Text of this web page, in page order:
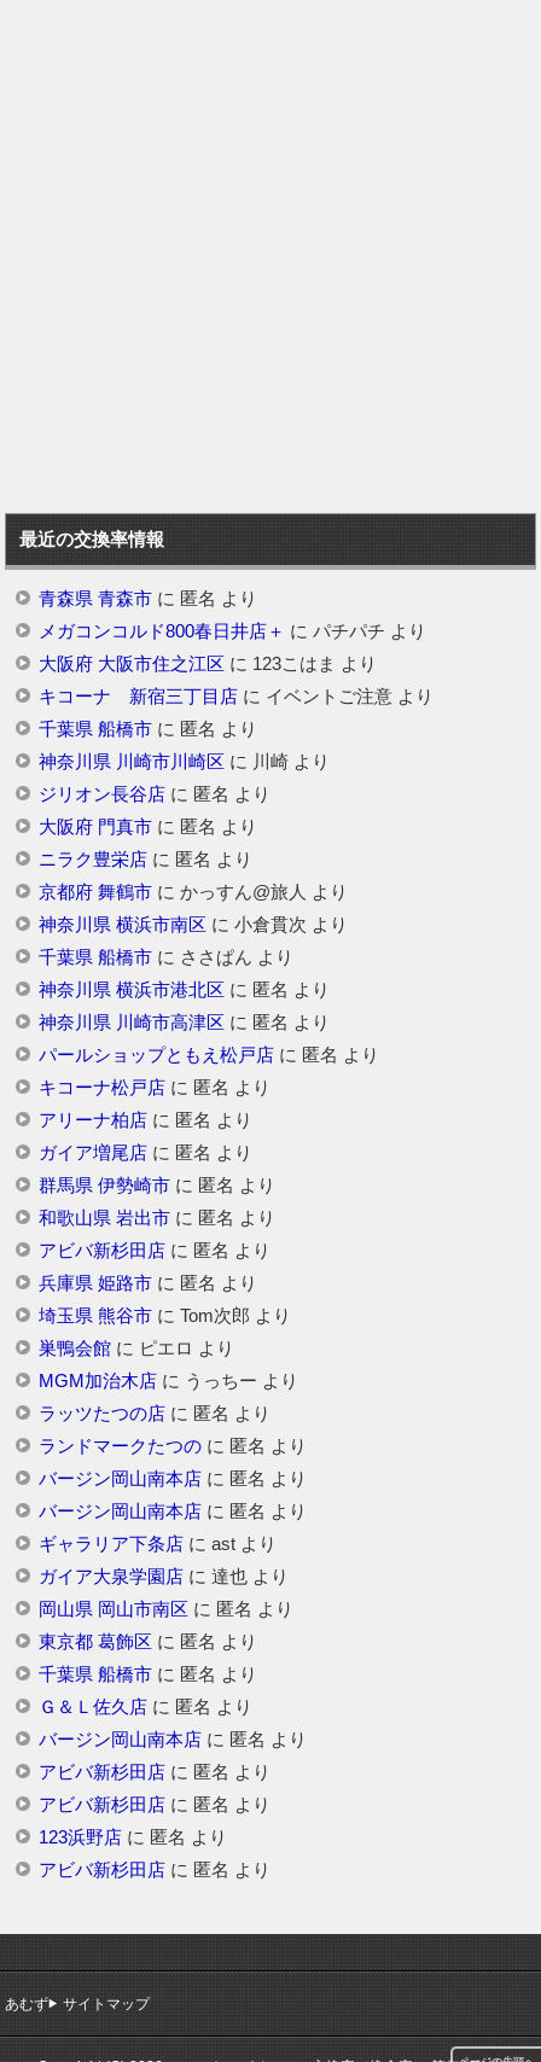
最近の交換率情報
青森県 青森市に 匿名 より
メガコンコルド800春日井店＋ に パチパチ より
大阪府 大阪市住之江区 に 123こはま より
キコーナ 新宿三丁目店に イベントご注意より
千葉県 船橋市に 匿名 より
神奈川県 川崎市川崎区 に 川崎より
ジリオン長谷店に 匿名 より
大阪府 門真市に 匿名 より
ニラク豊栄店に 匿名 より
京都府 舞鶴市に かっすん@旅人 より
神奈川県 横浜市南区 に 小倉貫次 より
千葉県 船橋市に ささぱん より
神奈川県 横浜市港北区 に 匿名 より
神奈川県 川崎市高津区 に 匿名 より
パールショップともえ松戸店に 匿名 より
キコーナ松戸店に 匿名 より
アリーナ柏店に 匿名 より
ガイア増尾店に 匿名 より
群馬県 伊勢崎市に 匿名 より
和歌山県 岩出市に 匿名 より
アビバ新杉田店に 匿名 より
兵庫県 姫路市に 匿名 より
埼玉県 熊谷市に Tom次郎 より
巣鴨会館に ピエロ より
MGM加治木店に うっちー より
ラッツたつの店に 匿名 より
ランドマークたつのに 匿名 より
バージン岡山南本店に 匿名 より
バージン岡山南本店に 匿名 より
ギャラリア下条店に astより
ガイア大泉学園店に 達也より
岡山県 岡山市南区 に 匿名 より
東京都 葛飾区 に 匿名 より
千葉県 船橋市に 匿名 より
Ｇ＆Ｌ佐久店に 匿名 より
バージン岡山南本店に 匿名 より
アビバ新杉田店に 匿名 より
アビバ新杉田店に 匿名 より
123浜野店に 匿名 より
アビバ新杉田店に 匿名 より
あむず サイトマップ